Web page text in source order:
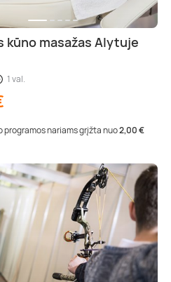
kūno masažas Alytuje
1 val.
programos nariams grįžta nuo2,00 €